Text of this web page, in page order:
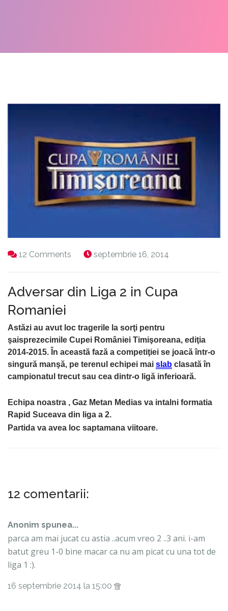
12 Comments septembrie 16, 2014
Adversar din Liga 2 in Cupa
Romaniei
Astăzi au avut loc tragerile la sorţi pentru
şaisprezecimile Cupei României Timişoreana, ediţia
2014-2015. În această fază a competiţiei se joacă într-o
singură manşă, pe terenul echipei mai slab clasată în
campionatul trecut sau cea dintr-o ligă inferioară.
Echipa noastra , Gaz Metan Medias va intalni formatia
Rapid Suceava din liga a 2.
Partida va avea loc saptamana viitoare.
12 comentarii:
Anonim spunea...
parca am mai jucat cu astia ..acum vreo 2 ..3 ani. i-am
batut greu 1-0 bine macar ca nu am picat cu una tot de
liga 1 :).
16 septembrie 2014 la 15:00